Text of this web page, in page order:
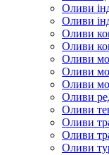
Оливи
Оливи
Оливи
Оливи
Оливи
Оливи
Оливи
Оливи
Оливи
Оливи
Оливи
Оливи